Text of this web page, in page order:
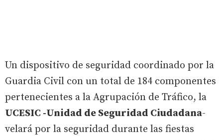
Un dispositivo de seguridad coordinado por la
Guardia Civil con un total de 184 componentes
pertenecientes a la Agrupación de Tráfico, la
UCESIC -Unidad de Seguridad Ciudadana-
velará por la seguridad durante las fiestas